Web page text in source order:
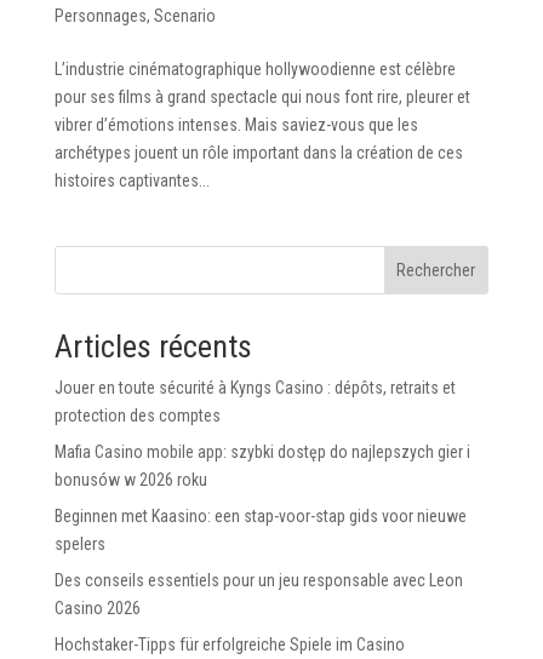
Personnages, Scenario
L’industrie cinématographique hollywoodienne est célèbre
pour ses films à grand spectacle qui nous font rire, pleurer et
vibrer d’émotions intenses. Mais saviez-vous que les
archétypes jouent un rôle important dans la création de ces
histoires captivantes...
Rechercher
Articles récents
Jouer en toute sécurité à Kyngs Casino : dépôts, retraits et
protection des comptes
Mafia Casino mobile app: szybki dostęp do najlepszych gier i
bonusów w 2026 roku
Beginnen met Kaasino: een stap-voor-stap gids voor nieuwe
spelers
Des conseils essentiels pour un jeu responsable avec Leon
Casino 2026
Hochstaker-Tipps für erfolgreiche Spiele im Casino